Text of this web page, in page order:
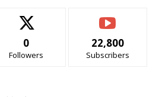
0
Followers
22,800
Subscribers